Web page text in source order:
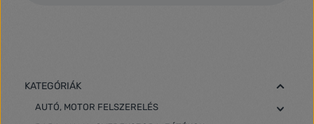
KATEGÓRIÁK
AUTÓ, MOTOR FELSZERELÉS